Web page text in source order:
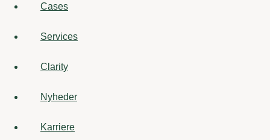
Cases
Services
Clarity
Nyheder
Karriere